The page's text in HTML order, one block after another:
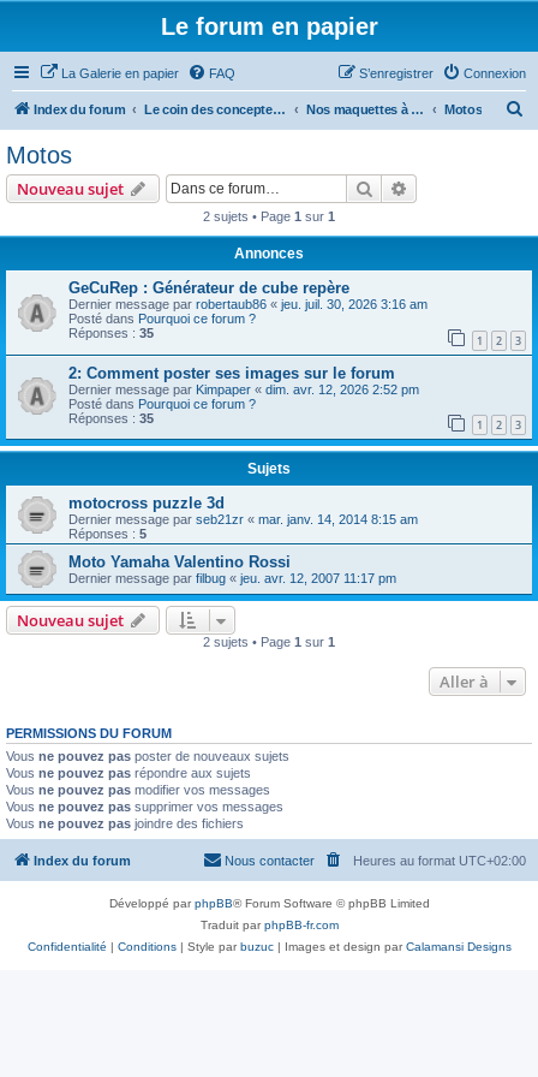
Le forum en papier
La Galerie en papier FAQ Connexion
S’enregistrer
Index du forum Le coin des concepteurs Nos maquettes à télécharger Motos
Motos
Nouveau sujet Rechercher
2 sujets • Page 1 sur 1
Annonces
GeCuRep : Générateur de cube repère
Dernier message par robertaub86 « jeu. juil. 30, 2026 3:16 am
Posté dans Pourquoi ce forum ?
Réponses : 35 1 2 3
2: Comment poster ses images sur le forum
Dernier message par Kimpaper « dim. avr. 12, 2026 2:52 pm
Posté dans Pourquoi ce forum ?
Réponses : 35 1 2 3
Sujets
motocross puzzle 3d
Dernier message par seb21zr « mar. janv. 14, 2014 8:15 am
Réponses : 5
Moto Yamaha Valentino Rossi
Dernier message par filbug « jeu. avr. 12, 2007 11:17 pm
Nouveau sujet
2 sujets • Page 1 sur 1
Aller à
PERMISSIONS DU FORUM
Vous ne pouvez pas poster de nouveaux sujets
Vous ne pouvez pas répondre aux sujets
Vous ne pouvez pas modifier vos messages
Vous ne pouvez pas supprimer vos messages
Vous ne pouvez pas joindre des fichiers
Index du forum Heures au format UTC+02:00
Nous contacter
Développé parphpBB® Forum Software © phpBB Limited
Traduit parphpBB-fr.com
Confidentialité | Conditions| Style parbuzuc| Images et design parCalamansi Designs